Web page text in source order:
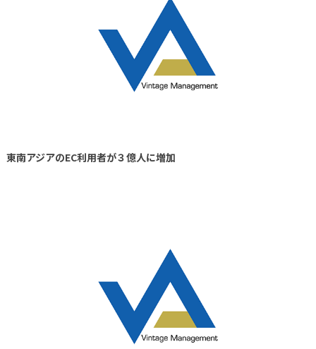
東南アジアのEC利用者が３億人に増加